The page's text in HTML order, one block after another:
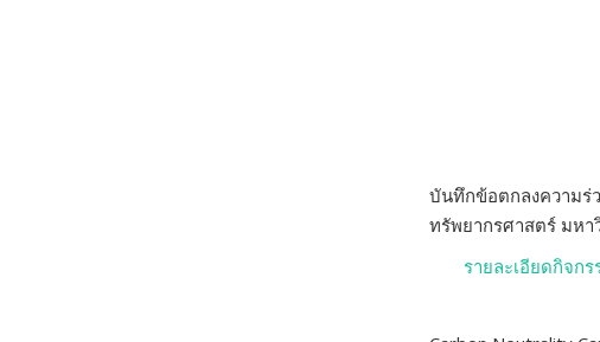
บันทึกข้อตกลงความร่
ทรัพยากรศาสตร์ มหา
รายละเอียดกิจกร